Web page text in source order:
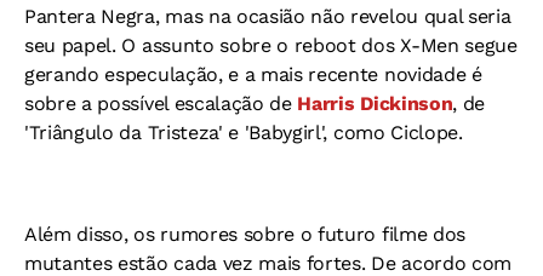
Pantera Negra, mas na ocasião não revelou qual seria
seu papel. O assunto sobre o reboot dos X-Men segue
gerando especulação, e a mais recente novidade é
sobre a possível escalação de Harris Dickinson, de
'Triângulo da Tristeza' e 'Babygirl', como Ciclope.
Além disso, os rumores sobre o futuro filme dos
mutantes estão cada vez mais fortes. De acordo com